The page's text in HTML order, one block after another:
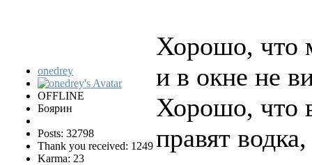
onedrey
OFFLINE
Боярин
Posts: 32798
Thank you received: 1249
Karma: 23
Хорошо, что
и в окне не
Хорошо, что
правят